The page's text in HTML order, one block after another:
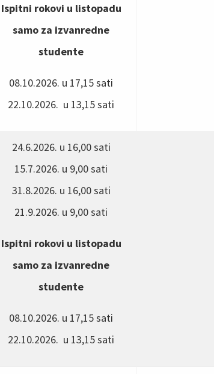
Ispitni rokovi u listopadu
samo za izvanredne
studente
08.10.2026. u 17,15 sati
22.10.2026. u 13,15 sati
24.6.2026. u 16,00 sati
15.7.2026. u 9,00 sati
31.8.2026. u 16,00 sati
21.9.2026. u 9,00 sati
Ispitni rokovi u listopadu
samo za izvanredne
studente
08.10.2026. u 17,15 sati
22.10.2026. u 13,15 sati